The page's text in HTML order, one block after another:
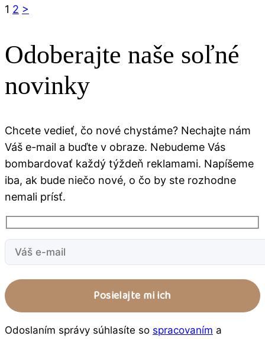
1 2 >
Odoberajte naše soľné
novinky
Chcete vedieť, čo nové chystáme? Nechajte nám
Váš e-mail a buďte v obraze. Nebudeme Vás
bombardovať každý týždeň reklamami. Napíšeme
iba, ak bude niečo nové, o čo by ste rozhodne
nemali prísť.
Odoslaním správy súhlasíte so spracovaním a